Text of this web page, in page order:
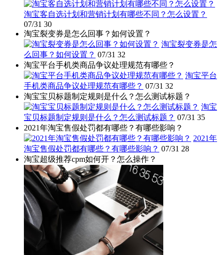
淘宝客自选计划和营销计划有哪些不同？怎么设置？
07/31 30
淘宝裂变券是怎么回事？如何设置？
淘宝裂变券是怎
么回事？如何设置？ 07/31 32
淘宝平台手机类商品争议处理规范有哪些？
淘宝平台
手机类商品争议处理规范有哪些？ 07/31 32
淘宝宝贝标题制定规则是什么？怎么测试标题？
淘宝
宝贝标题制定规则是什么？怎么测试标题？ 07/31 35
2021年淘宝售假处罚都有哪些？有哪些影响？
2021年
淘宝售假处罚都有哪些？有哪些影响？ 07/31 28
淘宝超级推荐cpm如何开？怎么操作？